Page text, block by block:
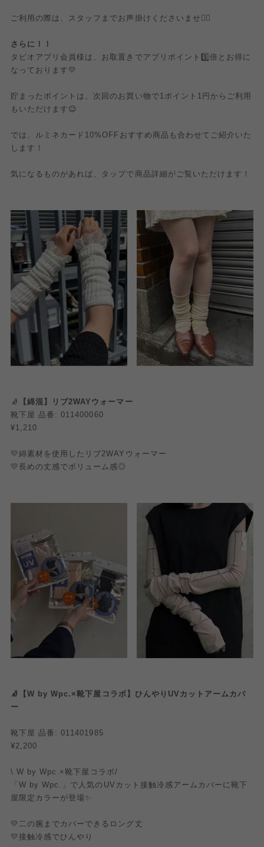
ご利用の際は、スタッフまでお声掛けくださいませ💁‍♀️
さらに！！
タビオアプリ会員様は、お取置きでアプリポイント5️⃣倍とお得に
なっております💛
貯まったポイントは、次回のお買い物で1ポイント1円からご利用
もいただけます😉
では、ルミネカード10%OFFおすすめ商品も合わせてご紹介いた
します！
気になるものがあれば、タップで商品詳細がご覧いただけます！
🧦
【綿混】リブ2WAYウォーマー
靴下屋 品番: 011400060
¥1,210
💛綿素材を使用したリブ2WAYウォーマー
💛長めの丈感でボリューム感◎
🧦【W by Wpc.×靴下屋コラボ】ひんやりUVカットアームカバ
ー
靴下屋 品番: 011401985
¥2,200
\ W by Wpc.×靴下屋コラボ/
「W by Wpc.」で人気のUVカット接触冷感アームカバーに靴下
屋限定カラーが登場✨
💛二の腕までカバーできるロング丈
💛接触冷感でひんやり